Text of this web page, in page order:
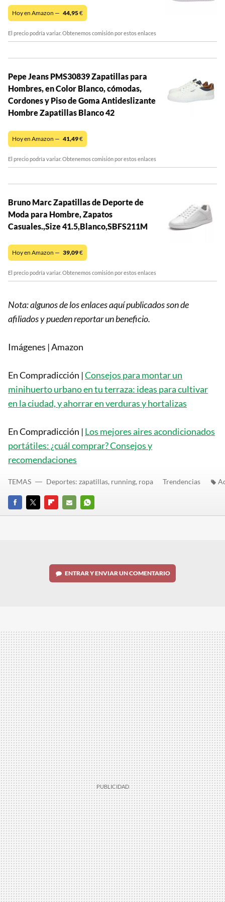
Hoy en Amazon — 44,95€
El precio podría variar. Obtenemos comisión por estos enlaces
Pepe Jeans PMS30839 Zapatillas para
Hombres, en Color Blanco, cómodas,
Cordones y Piso de Goma Antideslizante
Hombre Zapatillas Blanco 42
Hoy en Amazon — 41,49€
El precio podría variar. Obtenemos comisión por estos enlaces
Bruno Marc Zapatillas de Deporte de
Moda para Hombre, Zapatos
Casuales.,Size 41.5,Blanco,SBFS211M
Hoy en Amazon — 39,09€
El precio podría variar. Obtenemos comisión por estos enlaces
Nota: algunos de los enlaces aquí publicados son de
afiliados y pueden reportar un beneficio.
Imágenes | Amazon
En Compradicción |Consejos para montar un
minihuerto urbano en tu terraza: ideas para cultivar
en la ciudad, y ahorrar en verduras y hortalizas
En Compradicción | Los mejores aires acondicionados
portátiles: ¿cuál comprar? Consejos y
recomendaciones
FACEBOOK
TWITTERFLIPBOARD
E-
WHATSAPP
TEMAS Deportes: zapatillas, running, ropa Trendencias
ENTRAR Y ENVIAR UN COMENTARIO